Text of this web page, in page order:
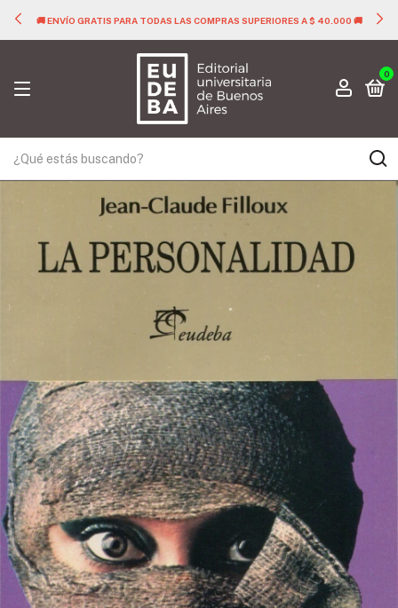
🚚 ENVÍO GRATIS PARA TODAS LAS COMPRAS SUPERIORES A $ 40.000 🚚
0